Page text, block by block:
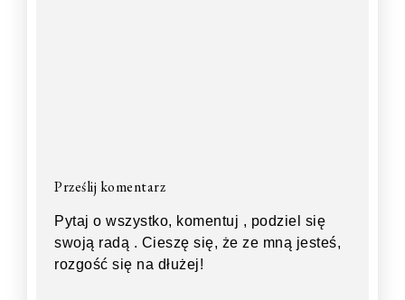
Prześlij komentarz
Pytaj o wszystko, komentuj , podziel się
swoją radą . Cieszę się, że ze mną jesteś,
rozgość się na dłużej!